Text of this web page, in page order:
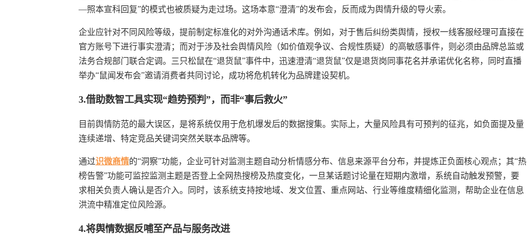
—照本宣科回复”的模式也被质疑为走过场。这场本意“澄清”的发布会，反而成为舆情升级的导火索。
企业应针对不同风险等级，提前制定标准化的对外沟通话术库。例如，对于售后纠纷类舆情，授权一线客服经理可直接在
官方账号下进行事实澄清；而对于涉及社会舆情风险（如价值观争议、合规性质疑）的高敏感事件，则必须由品牌总监或
法务合规部门联合定调。三只松鼠在“退货鼠”事件中，迅速澄清“退货鼠”仅是退货岗同事花名并承诺优化名称，同时直播
举办“鼠闻发布会”邀请消费者共同讨论，成功将危机转化为品牌建设契机。
3.借助数智工具实现“趋势预判”，而非“事后救火”
目前舆情防范的最大误区，是将系统仅用于危机爆发后的数据搜集。实际上，大量风险具有可预判的征兆，如负面提及量
连续递增、特定竞品关键词突然关联本品牌等。
通过识微商情的“洞察”功能，企业可针对监测主题自动分析情感分布、信息来源平台分布，并提炼正负面核心观点；其“热
榜告警”功能可监控监测主题是否登上全网热搜榜及热度变化，一旦某话题讨论量在短期内激增，系统自动触发预警，要
求相关负责人确认是否介入。同时，该系统支持按地域、发文位置、重点网站、行业等维度精细化监测，帮助企业在信息
洪流中精准定位风险源。
4.将舆情数据反哺至产品与服务改进